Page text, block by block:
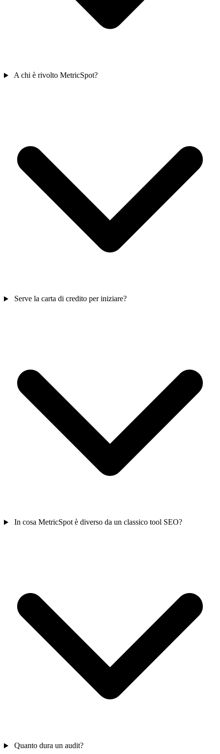
A chi è rivolto MetricSpot?
Serve la carta di credito per iniziare?
In cosa MetricSpot è diverso da un classico tool SEO?
Quanto dura un audit?